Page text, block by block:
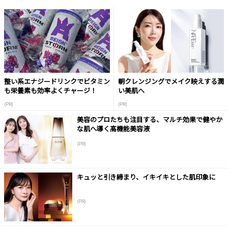
整い系エナジードリンクでビタミン
も栄養素も効率よくチャージ！
(PR)
朝クレンジングでメイク映えする潤
い美肌へ
(PR)
美容のプロたちも注目する、マルチ効果で健やか
な肌へ導く高機能美容液
(PR)
キュッと引き締まり、イキイキとした肌印象に
(PR)